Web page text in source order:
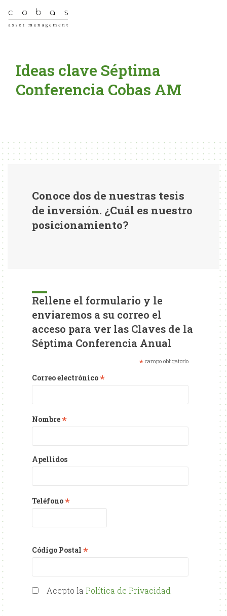
Ideas clave Séptima
Conferencia Cobas AM
Conoce dos de nuestras tesis
de inversión. ¿Cuál es nuestro
posicionamiento?
Rellene el formulario y le
enviaremos a su correo el
acceso para ver las Claves de la
Séptima Conferencia Anual
* campo obligatorio
Correo electrónico*
Nombre*
Apellidos
Teléfono*
Código Postal *
Acepto la Política de Privacidad